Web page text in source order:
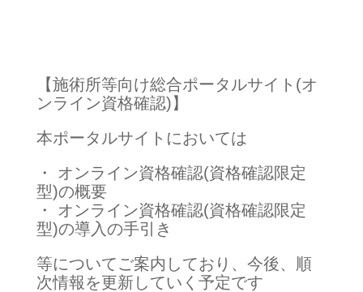
【施術所等向け総合ポータルサイト(オ
ンライン資格確認)】
本ポータルサイトにおいては
・ オンライン資格確認(資格確認限定
型)の概要
・ オンライン資格確認(資格確認限定
型)の導入の手引き
等についてご案内しており、今後、順
次情報を更新していく予定です